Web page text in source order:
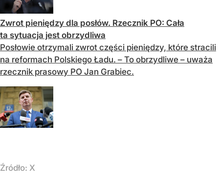
Zwrot pieniędzy dla posłów. Rzecznik PO: Cała
ta sytuacja jest obrzydliwa
Posłowie otrzymali zwrot części pieniędzy, które stracili
na reformach Polskiego Ładu. – To obrzydliwe – uważa
rzecznik prasowy PO Jan Grabiec.
Źródło: X